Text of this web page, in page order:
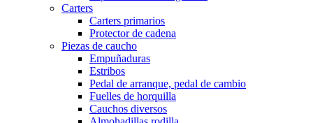
Carters
Carters primarios
Protector de cadena
Piezas de caucho
Empuñaduras
Estribos
Pedal de arranque, pedal de cambio
Fuelles de horquilla
Cauchos diversos